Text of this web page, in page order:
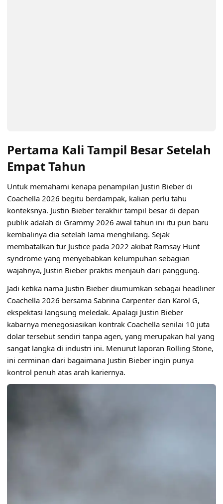
Pertama Kali Tampil Besar Setelah
Empat Tahun
Untuk memahami kenapa penampilan Justin Bieber di
Coachella 2026 begitu berdampak, kalian perlu tahu
konteksnya. Justin Bieber terakhir tampil besar di depan
publik adalah di Grammy 2026 awal tahun ini itu pun baru
kembalinya dia setelah lama menghilang. Sejak
membatalkan tur Justice pada 2022 akibat Ramsay Hunt
syndrome yang menyebabkan kelumpuhan sebagian
wajahnya, Justin Bieber praktis menjauh dari panggung.
Jadi ketika nama Justin Bieber diumumkan sebagai headliner
Coachella 2026 bersama Sabrina Carpenter dan Karol G,
ekspektasi langsung meledak. Apalagi Justin Bieber
kabarnya menegosiasikan kontrak Coachella senilai 10 juta
dolar tersebut sendiri tanpa agen, yang merupakan hal yang
sangat langka di industri ini. Menurut laporan Rolling Stone,
ini cerminan dari bagaimana Justin Bieber ingin punya
kontrol penuh atas arah kariernya.